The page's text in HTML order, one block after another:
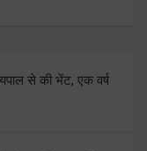
से की भेंट, एक वर्ष